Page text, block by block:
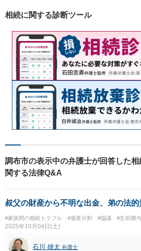
相続に関する診断ツール
調布市の表示中の弁護士が回答した
関する法律Q&A
叔父の財産から不明な出金、弟の法的
#家族間の相続トラブル #遺産分割 #協議 #生前贈与
2025年10月04日(土)
石川 雄太 弁護士